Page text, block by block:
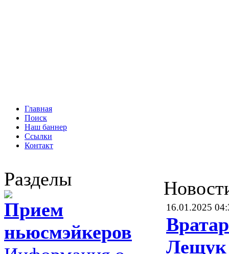
Главная
Поиск
Наш баннер
Ссылки
Контакт
Разделы
Прием
ньюсмэйкеров
16.01.2025
Лещук